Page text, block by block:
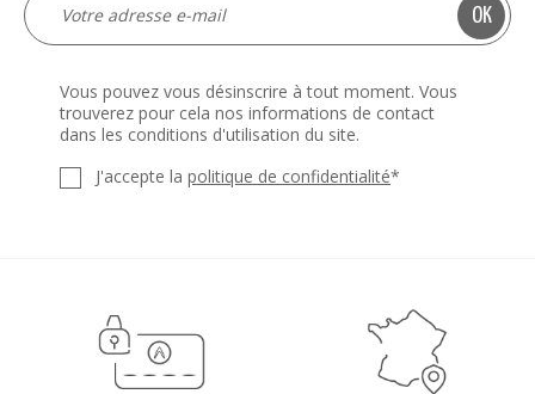
Vous pouvez vous désinscrire à tout moment. Vous
trouverez pour cela nos informations de contact
dans les conditions d'utilisation du site.
J'accepte la politique de confidentialité*